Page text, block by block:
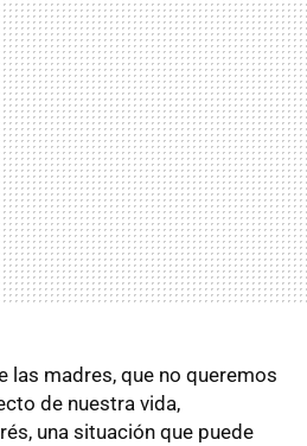
las madres, que no queremos
de nuestra vida,
una situación que puede